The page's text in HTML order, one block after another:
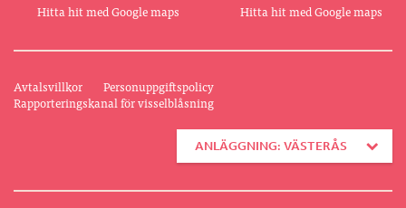
Hitta hit med Google maps
Hitta hit med Google maps
Avtalsvillkor
Personuppgiftspolicy
Rapporteringskanal för visselblåsning
ANLÄGGNING: VÄSTERÅS